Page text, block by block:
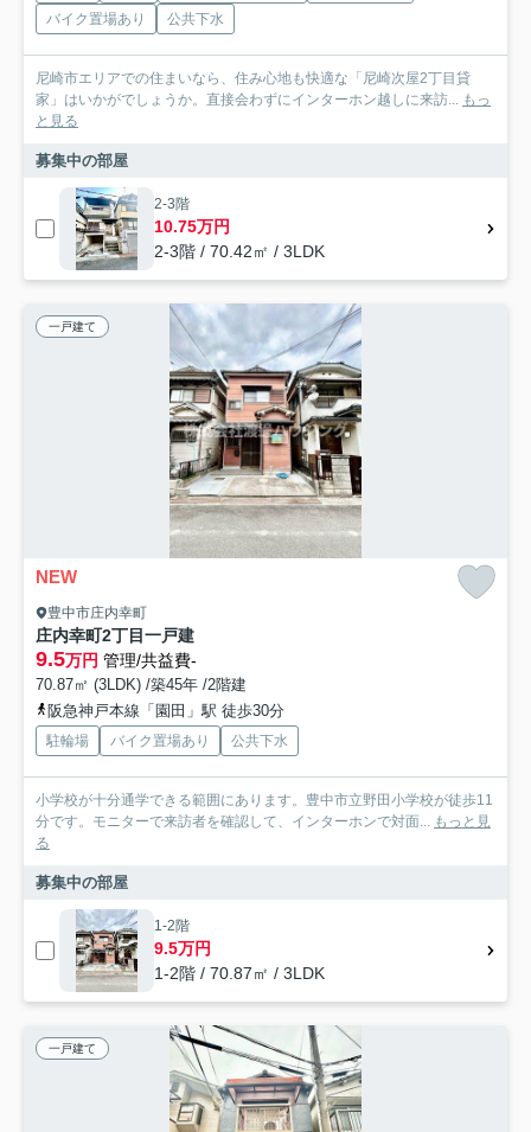
バイク置場あり
公共下水
尼崎市エリアでの住まいなら、住み心地も快適な「尼崎次屋2丁目貸
家」はいかがでしょうか。直接会わずにインターホン越しに来訪... もっ
と見る
募集中の部屋
2-3階
10.75万円
2-3階 / 70.42㎡ / 3LDK
一戸建て
NEW
豊中市庄内幸町
庄内幸町2丁目一戸建
9.5万円 管理/共益費-
70.87㎡ (3LDK) /築45年 /2階建
阪急神戸本線「園田」駅 徒歩30分
駐輪場 バイク置場あり 公共下水
小学校が十分通学できる範囲にあります。豊中市立野田小学校が徒歩11
分です。モニターで来訪者を確認して、インターホンで対面... もっと見
る
募集中の部屋
1-2階
9.5万円
1-2階 / 70.87㎡ / 3LDK
一戸建て